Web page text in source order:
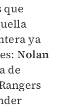
que
ya
Nolan
de